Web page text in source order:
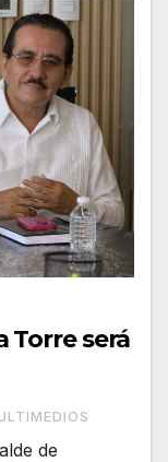
Torre será
de